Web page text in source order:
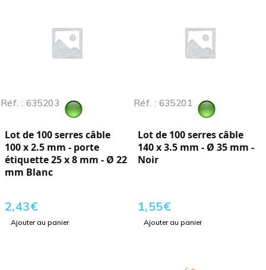
Réf. : 635203
Lot de 100 serres câble
100 x 2.5 mm - porte
étiquette 25 x 8 mm - Ø 22
mm Blanc
2,43€
Ajouter au panier
Réf. : 635201
Lot de 100 serres câble
140 x 3.5 mm - Ø 35 mm -
Noir
1,55€
Ajouter au panier